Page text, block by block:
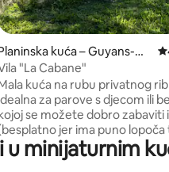
4,96/5, recenzija: 157
kuća – Guyans-Du
"La Cabane"
kuća na rubu privatnog
za parove s djecom ili
se možete dobro zabaviti
jer ima puno lopoča
cvatnje). U prizemlju
boravak s potpuno
u minijaturnim